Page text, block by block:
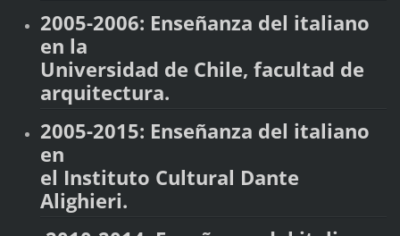
2005-2006: Enseñanza del italiano
en la
Universidad de Chile, facultad de
arquitectura.
2005-2015: Enseñanza del italiano
en
el Instituto Cultural Dante
Alighieri.